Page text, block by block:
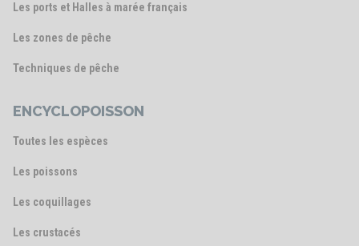
Les ports et Halles à marée français
Les zones de pêche
Techniques de pêche
ENCYCLOPOISSON
Toutes les espèces
Les poissons
Les coquillages
Les crustacés